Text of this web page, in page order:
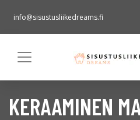
info@sisustusliikedreams.fi
KERAAMINEN